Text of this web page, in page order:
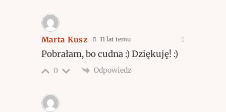
Marta Kusz 11 lat temu
Pobrałam, bo cudna :) Dziękuję! :)
0 Odpowiedz